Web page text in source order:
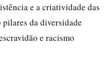
e a criatividade das
da diversidade
e racismo